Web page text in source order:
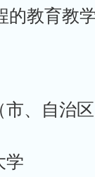
的教育教
、自治
学